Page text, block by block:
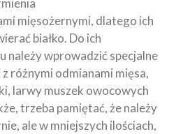
mięsożernymi, dlatego ich
białko. Do ich
należy wprowadzić specjalne
różnymi odmianami mięsa,
larwy muszek owocowych
trzeba pamiętać, że należy
ale w mniejszych ilościach,